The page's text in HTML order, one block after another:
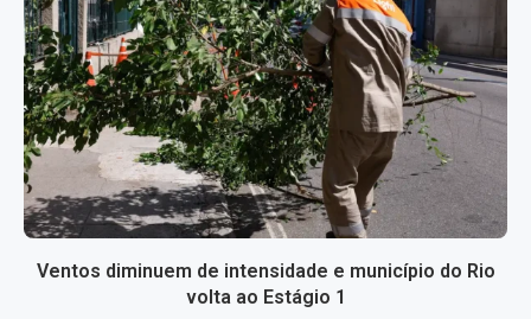
Ventos diminuem de intensidade e município do Rio
volta ao Estágio 1